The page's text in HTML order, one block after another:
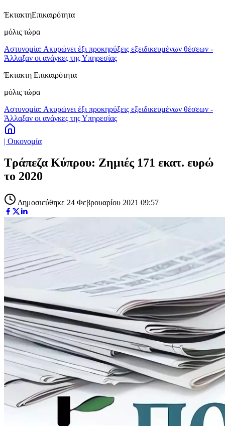
ΈκτακτηΕπικαιρότητα
μόλις τώρα
Αστυνομία: Ακυρώνει έξι προκηρύξεις εξειδικευμένων θέσεων -
Άλλαξαν οι ανάγκες της Υπηρεσίας
Έκτακτη Επικαιρότητα
μόλις τώρα
Αστυνομία: Ακυρώνει έξι προκηρύξεις εξειδικευμένων θέσεων -
Άλλαξαν οι ανάγκες της Υπηρεσίας
| Οικονομία
Τράπεζα Κύπρου: Ζημιές 171 εκατ. ευρώ
το 2020
Δημοσιεύθηκε 24 Φεβρουαρίου 2021 09:57